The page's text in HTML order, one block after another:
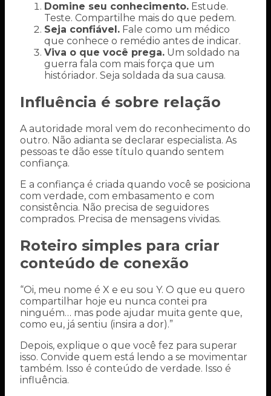
Domine seu conhecimento. Estude.
Teste. Compartilhe mais do que pedem.
Seja confiável. Fale como um médico
que conhece o remédio antes de indicar.
Viva o que você prega. Um soldado na
guerra fala com mais força que um
históriador. Seja soldada da sua causa.
Influência é sobre relação
A autoridade moral vem do reconhecimento do
outro. Não adianta se declarar especialista. As
pessoas te dão esse título quando sentem
confiança.
E a confiança é criada quando você se posiciona
com verdade, com embasamento e com
consistência. Não precisa de seguidores
comprados. Precisa de mensagens vividas.
Roteiro simples para criar
conteúdo de conexão
“Oi, meu nome é X e eu sou Y. O que eu quero
compartilhar hoje eu nunca contei pra
ninguém… mas pode ajudar muita gente que,
como eu, já sentiu (insira a dor).”
Depois, explique o que você fez para superar
isso. Convide quem está lendo a se movimentar
também. Isso é conteúdo de verdade. Isso é
influência.